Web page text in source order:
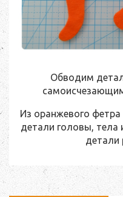
Обводим
Из оранжевого
детали головы, тела
детали